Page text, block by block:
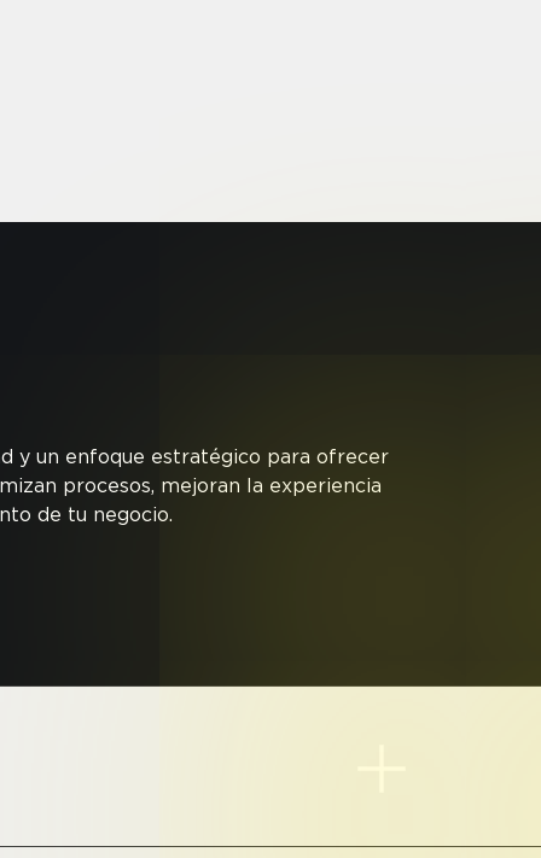
y un enfoque estratégico para ofrecer
procesos, mejoran la experiencia
de tu negocio.